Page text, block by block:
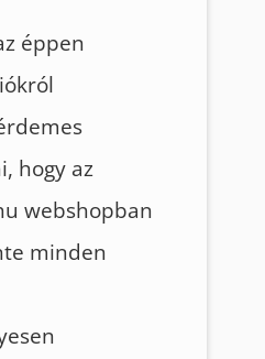
éppen
hogy az
webshopban
minden